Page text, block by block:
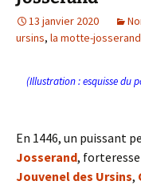
13 janvier 2020
ursins, la motte-josserand
(Illustration : esquisse du
En 1446, un puissant
Josserand,
Jouvenel des Ursins,